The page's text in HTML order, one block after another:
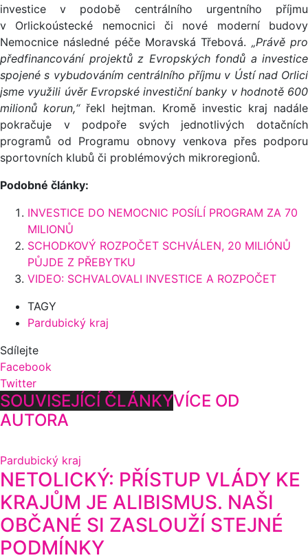
investice v podobě centrálního urgentního příjmu
v Orlickoústecké nemocnici či nové moderní budovy
Nemocnice následné péče Moravská Třebová. „Právě pro
předfinancování projektů z Evropských fondů a investice
spojené s vybudováním centrálního příjmu v Ústí nad Orlicí
jsme využili úvěr Evropské investiční banky v hodnotě 600
milionů korun,“řekl hejtman. Kromě investic kraj nadále
pokračuje v podpoře svých jednotlivých dotačních
programů od Programu obnovy venkova přes podporu
sportovních klubů či problémových mikroregionů.
Podobné články:
INVESTICE DO NEMOCNIC POSÍLÍ PROGRAM ZA 70
MILIONŮ
SCHODKOVÝ ROZPOČET SCHVÁLEN, 20 MILIÓNŮ
PŮJDE Z PŘEBYTKU
VIDEO: SCHVALOVALI INVESTICE A ROZPOČET
TAGY
Pardubický kraj
Sdílejte
Facebook
Twitter
SOUVISEJÍCÍ ČLÁNKYVÍCE OD
AUTORA
Pardubický kraj
NETOLICKÝ: PŘÍSTUP VLÁDY KE
KRAJŮM JE ALIBISMUS. NAŠI
OBČANÉ SI ZASLOUŽÍ STEJNÉ
PODMÍNKY